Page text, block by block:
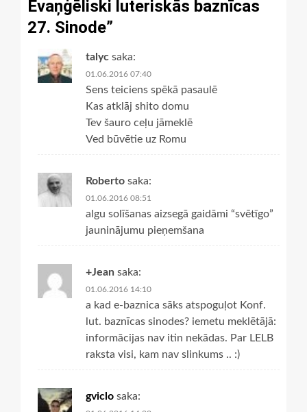
Evaņģēliski luteriskās baznīcas
27. Sinode”
talyc saka:
01.06.2016 07:40
Sens teiciens spēkā pasaulē
Kas atklāj shito domu
Tev šauro ceļu jāmeklē
Ved būvētie uz Romu
Roberto saka:
01.06.2016 08:51
algu solīšanas aizsegā gaidāmi “svētīgo”
jauninājumu pieņemšana
+Jean saka:
01.06.2016 14:10
a kad e-baznica sāks atspoguļot Konf.
lut. baznīcas sinodes? iemetu meklētājā:
informācijas nav itin nekādas. Par LELB
raksta visi, kam nav slinkums .. :)
gviclo saka: